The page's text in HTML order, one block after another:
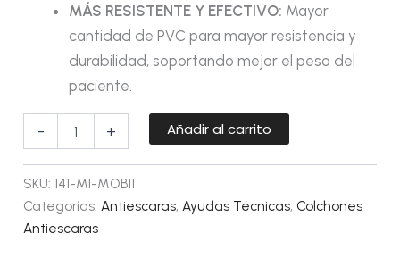
MÁS RESISTENTE Y EFECTIVO: Mayor
cantidad de PVC para mayor resistencia y
durabilidad, soportando mejor el peso del
paciente.
- + Añadir al carrito
SKU: 141-MI-MOBI1
Categorías:Antiescaras,Ayudas Técnicas, Colchones
Antiescaras